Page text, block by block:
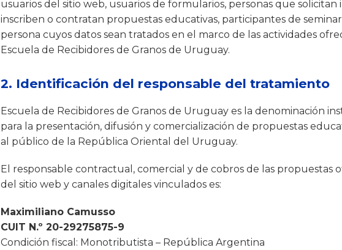
usuarios del sitio web, usuarios de formularios, personas que solicitan
inscriben o contratan propuestas educativas, participantes de
persona cuyos datos sean tratados en el marco de las actividades
Escuela de Recibidores de Granos de Uruguay.
2. Identificación del responsable del tratamiento
Escuela de Recibidores de Granos de Uruguay es la denominación
para la presentación, difusión y comercialización de propuestas
al público de la República Oriental del Uruguay.
El responsable contractual, comercial y de cobros de las propuestas
del sitio web y canales digitales vinculados es:
Maximiliano Camusso
CUIT N.º 20-29275875-9
Condición fiscal: Monotributista – República Argentina